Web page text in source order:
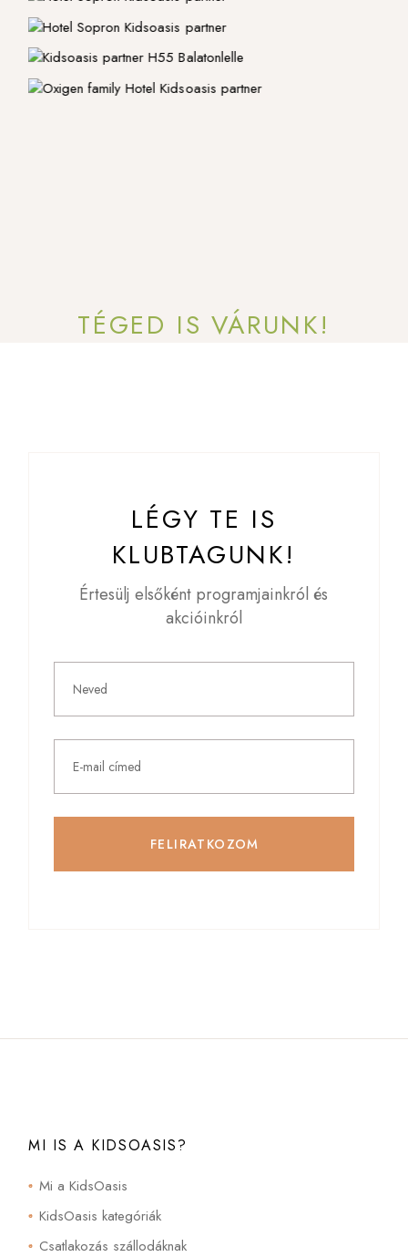
TÉGED IS VÁRUNK!
LÉGY TE IS
KLUBTAGUNK!
Értesülj elsőként programjainkról és
akcióinkról
FELIRATKOZOM
MI IS A KIDSOASIS?
Mi a KidsOasis
KidsOasis kategóriák
Csatlakozás szállodáknak